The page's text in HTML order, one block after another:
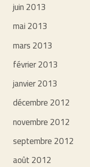
juin 2013
mai 2013
mars 2013
février 2013
janvier 2013
décembre 2012
novembre 2012
septembre 2012
août 2012